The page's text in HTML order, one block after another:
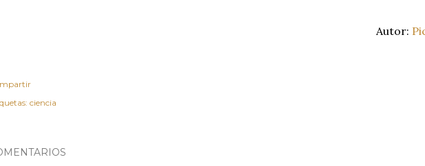
Autor:
ciencia